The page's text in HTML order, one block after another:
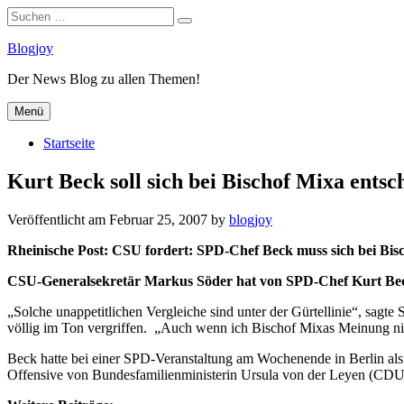
Suchen
nach:
Suchen
Zum
springen
Blogjoy
Der News Blog zu allen Themen!
Menü
Startseite
Kurt Beck soll sich bei Bischof Mixa
Veröffentlicht am Februar 25, 2007 by blogjoy
Rheinische Post: CSU fordert: SPD-Chef Beck muss sich bei
CSU-Generalsekretär Markus Söder hat von SPD-Chef Kurt
„Solche unappetitlichen Vergleiche sind unter der Gürtellinie“,
völlig im Ton vergriffen. „Auch wenn ich Bischof Mixas Meinung
Beck hatte bei einer SPD-Veranstaltung am Wochenende in Berlin
Offensive von Bundesfamilienministerin Ursula von der Leyen